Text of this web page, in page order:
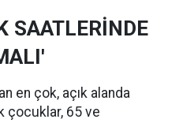
SAATLERİNDE
en çok, açık alanda
çocuklar, 65 ve